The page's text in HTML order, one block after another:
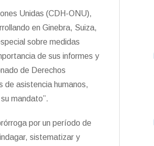
Unidas (CDH-ONU),
en Ginebra, Suiza,
sobre medidas
de sus informes y
de Derechos
de asistencia humanos,
mandato”.
por un período de
sistematizar y